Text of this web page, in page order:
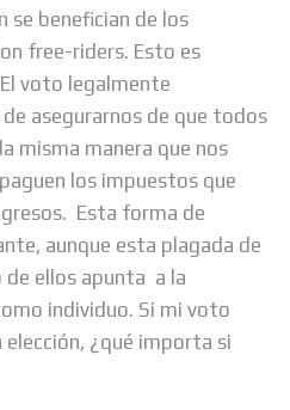
se benefician de los
free-riders. Esto es
voto legalmente
asegurarnos de que todos
misma manera que nos
los impuestos que
Esta forma de
aunque esta plagada de
de ellos apunta a la
individuo. Si mi voto
¿qué importa si